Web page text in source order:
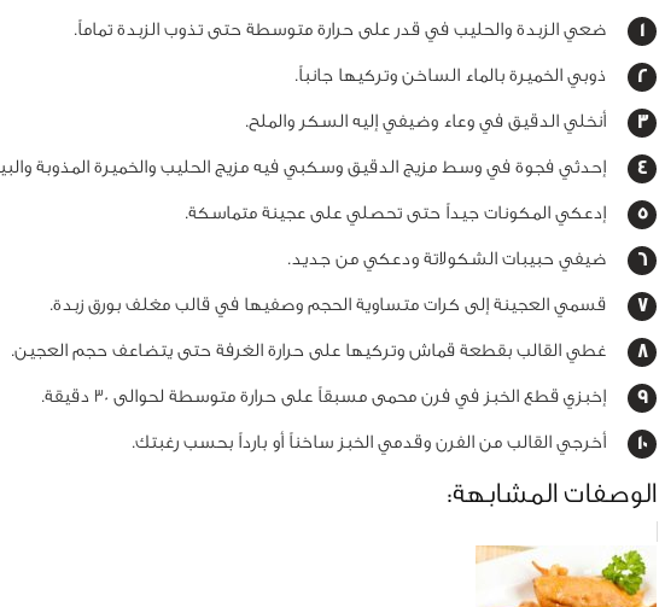
ضعي الزبدة والحليب في قدر على حرارة متوسطة حتى تذوب الزبدة تماماً.
ذوبي الخميرة بالماء الساخن وتركيها جانباً.
أنخلي الدقيق في وعاء وضيفي إليه السكر والملح.
إحدثي فجوة في وسط مزيج الدقيق وسكبي فيه مزيج الحليب والخميرة المذوبة
إدعكي المكونات جيداً حتى تحصلي على عجينة متماسكة.
ضيفي حبيبات الشكولاتة ودعكي من جديد.
قسمي العجينة إلى كرات متساوية الحجم وصفيها في قالب مغلف بورق زبدة.
غطي القالب بقطعة قماش وتركيها على حرارة الغرفة حتى يتضاعف حجم العجين.
إخبزي قطع الخبز في فرن محمى مسبقاً على حرارة متوسطة لحوالى 30 دقيقة.
أخرجي القالب من الفرن وقدمي الخبز ساخناً أو بارداً بحسب رغبتك.
الوصفات المشابهة: